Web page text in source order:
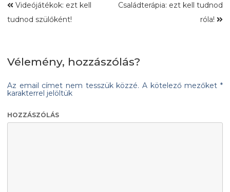
Videójátékok: ezt kell
tudnod szülőként!
Családterápia: ezt kell tudnod
róla!
Vélemény, hozzászólás?
Az email címet nem tesszük közzé. A kötelező mezőket*
karakterrel jelöltük
HOZZÁSZÓLÁS